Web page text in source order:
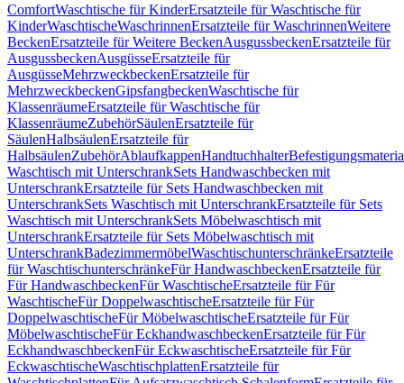
ComfortWaschtische für KinderErsatzteile für Waschtische für
KinderWaschtischeWaschrinnenErsatzteile für WaschrinnenWeitere
BeckenErsatzteile für Weitere BeckenAusgussbeckenErsatzteile für
AusgussbeckenAusgüsseErsatzteile für
AusgüsseMehrzweckbeckenErsatzteile für
MehrzweckbeckenGipsfangbeckenWaschtische für
KlassenräumeErsatzteile für Waschtische für
KlassenräumeZubehörSäulenErsatzteile für
SäulenHalbsäulenErsatzteile für
HalbsäulenZubehörAblaufkappenHandtuchhalter
Waschtisch mit UnterschrankSets Handwaschbecken mit
UnterschrankErsatzteile für Sets Handwaschbecken mit
UnterschrankSets Waschtisch mit UnterschrankErsatzteile für Sets
Waschtisch mit UnterschrankSets Möbelwaschtisch mit
UnterschrankErsatzteile für Sets Möbelwaschtisch mit
UnterschrankBadezimmermöbelWaschtischunterschränkeErsatzteile
für WaschtischunterschränkeFür HandwaschbeckenErsatzteile für
Für HandwaschbeckenFür WaschtischeErsatzteile für Für
WaschtischeFür DoppelwaschtischeErsatzteile für Für
DoppelwaschtischeFür MöbelwaschtischeErsatzteile für Für
MöbelwaschtischeFür EckhandwaschbeckenErsatzteile für Für
EckhandwaschbeckenFür EckwaschtischeErsatzteile für Für
EckwaschtischeWaschtischplattenErsatzteile für